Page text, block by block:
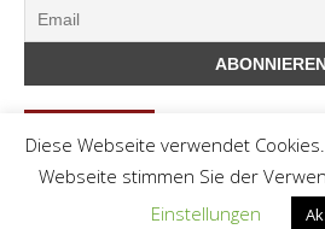
Diese Webseite verwendet
Webseite stimmen Sie der
Einstellungen